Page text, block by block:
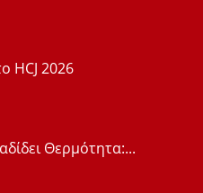
HCJ 2026
Θερμότητα:...